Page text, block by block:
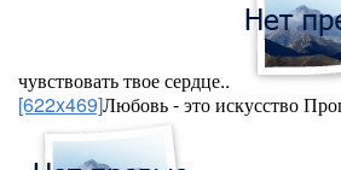
чувствовать твое сердце..
[622x469]Любовь - это искусство